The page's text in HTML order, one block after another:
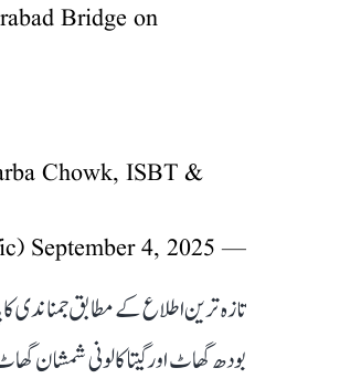
Bridge on
Chowk, ISBT &
— Delhi Traffic Police (@dtptraffic)
September 4, 2025
تازہ ترین اطلاع کے مطابق جمنا ندی
بودھ گھاٹ اور گیتا کالونی شمشان